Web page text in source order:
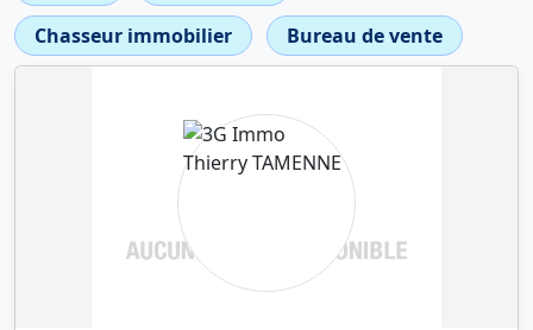
Chasseur immobilier
Bureau de vente